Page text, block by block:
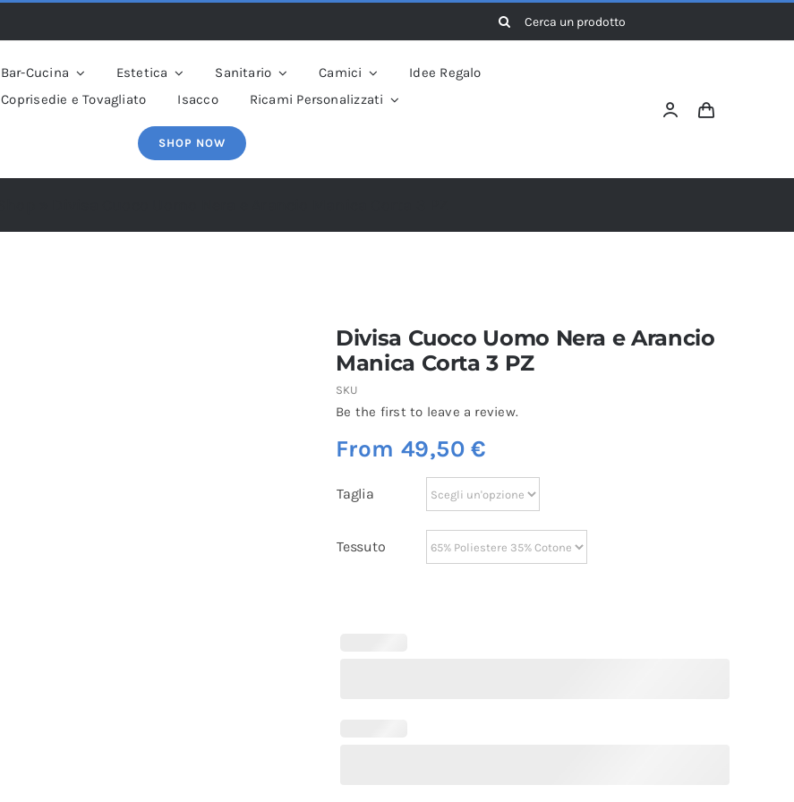
Cerca
per:
Bar-Cucina Estetica Sanitario Camici
Idee Regalo
Coprisedie e Tovagliato
Isacco Ricami Personalizzati
SHOP NOW
Divisa Cuoco Uomo Nera e Arancio
Manica Corta 3 PZ
SKU
Be the first to leave a review.
From 49,50€
Taglia
Tessuto